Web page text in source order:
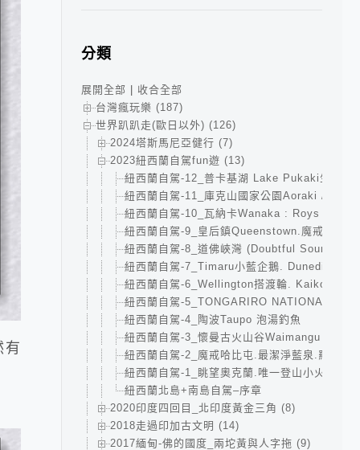
有
分類
展開全部
收合全部
台灣瘋玩樂 (187)
世界趴趴走(歐日以外) (126)
2024塔斯馬尼亞健行 (7)
2023紐西蘭自駕fun遊 (13)
紐西蘭自駕-12_普卡基湖 Lake Pukaki生鮭
紐西蘭自駕-11_庫克山國家公園Aoraki /Mt.
紐西蘭自駕-10_瓦納卡Wanaka : Roys Peak
紐西蘭自駕-9_皇后鎮Queenstown.魔戒小鎮
紐西蘭自駕-8_道佛峽灣 (Doubtful Sound)3天
紐西蘭自駕-7_Timaru小藍企鵝. Dunedin城堡
紐西蘭自駕-6_Wellington搭渡輪. Kaikoura抓
紐西蘭自駕-5_TONGARIRO NATIONAL
紐西蘭自駕-4_陶波Taupo 泡湯釣魚
紐西蘭自駕-3_懷曼古火山谷Waimangu
紐西蘭自駕-2_魔戒哈比屯.最潔淨藍泉.羅托路
紐西蘭自駕-1_眺望奧克蘭.唯一登山小火車.無
紐西蘭北島+南島自駕–序章
2020印度四回目_北印度黃金三角 (8)
2018走過印加古文明 (14)
2017緬甸-佛的國度_兩坨黃與人字拖 (9)